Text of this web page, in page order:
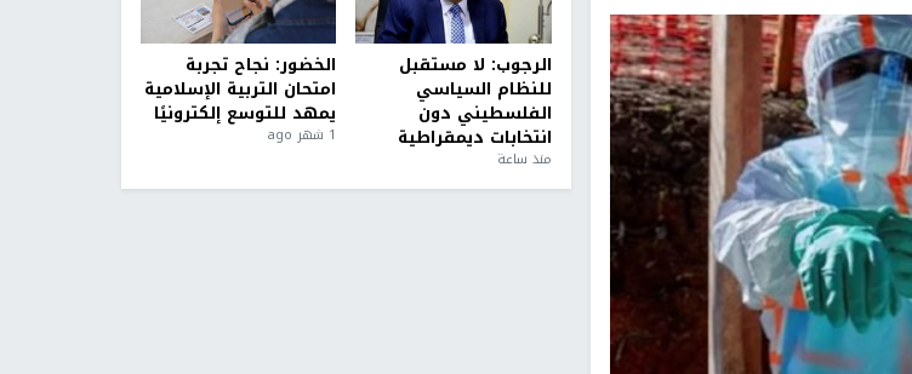
الرجوب: لا مستقبل
للنظام السياسي
الفلسطيني دون
انتخابات ديمقراطية
منذ ساعة
الخضور: نجاح تجربة
امتحان التربية الإسلامية
يمهد للتوسع إلكترونيًا
1 شهر ago